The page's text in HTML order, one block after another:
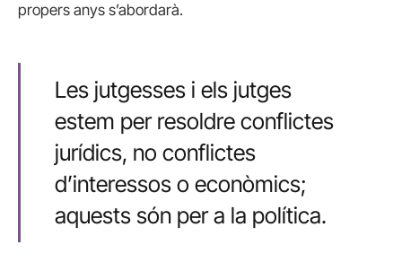
propers anys s’abordarà.
Les jutgesses i els jutges
estem per resoldre conflictes
jurídics, no conflictes
d’interessos o econòmics;
aquests són per a la política.